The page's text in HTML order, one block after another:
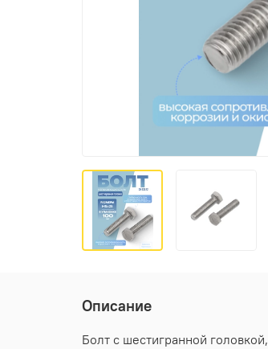
Описание
Болт с шестигранной